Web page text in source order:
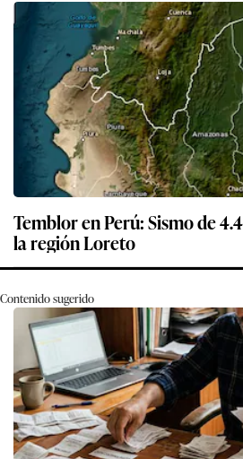
Temblor en Perú: Sismo de
la región Loreto
Contenido sugerido